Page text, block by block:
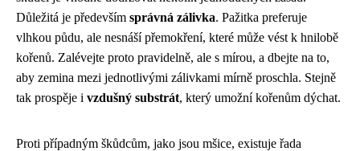
Důležitá je především správná zálivka. Pažitka preferuje
vlhkou půdu, ale nesnáší přemokření, které může vést k hnilobě
kořenů. Zalévejte proto pravidelně, ale s mírou, a dbejte na to,
aby zemina mezi jednotlivými zálivkami mírně proschla. Stejně
tak prospěje i vzdušný substrát, který umožní kořenům dýchat.
Proti případným škůdcům, jako jsou mšice, existuje řada